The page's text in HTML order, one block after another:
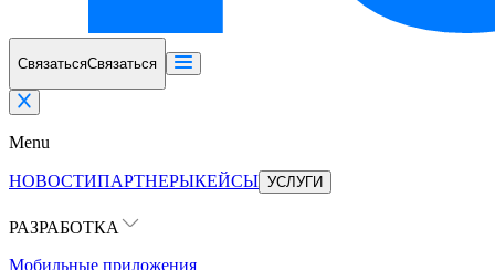
СвязатьсяСвязаться
Menu
НОВОСТИПАРТНЕРЫКЕЙСЫ УСЛУГИ
РАЗРАБОТКА
Мобильные приложения